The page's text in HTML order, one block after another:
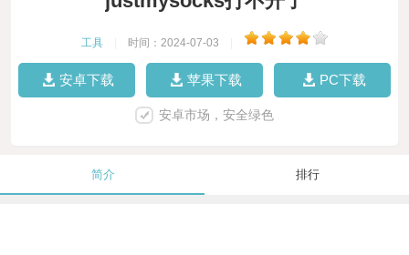
工具 时间：2024-07-03
安卓下载 苹果下载 PC下载
安卓市场，安全绿色
简介 排行